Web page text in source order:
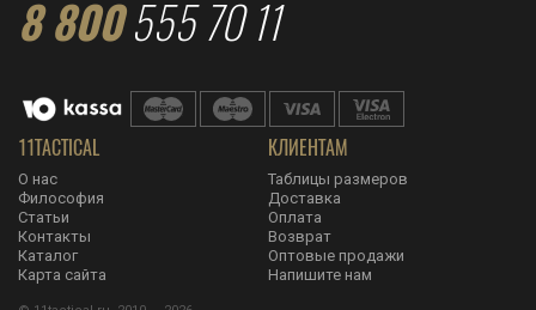
8 800555 70 11
11TACTICAL
О нас
Философия
Статьи
Контакты
Каталог
Карта сайта
КЛИЕНТАМ
Таблицы размеров
Доставка
Оплата
Возврат
Оптовые продажи
Напишите нам